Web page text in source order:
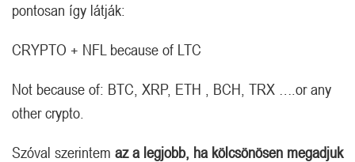
pontosan így látják:
CRYPTO + NFL because of LTC
Not because of: BTC, XRP, ETH , BCH, TRX ….or any
other crypto.
Szóval szerintem az a legjobb, ha kölcsönösen megadjuk